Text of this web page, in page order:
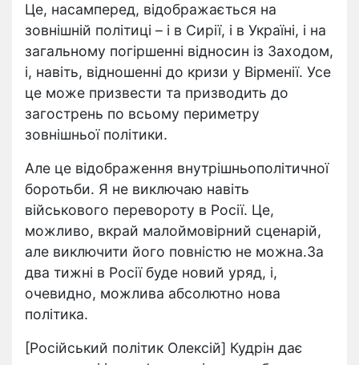
Це, насамперед, відображається на
зовнішній політиці – і в Сирії, і в Україні, і на
загальному погіршенні відносин із Заходом,
і, навіть, відношенні до кризи у Вірменії. Усе
це може призвести та призводить до
загострень по всьому периметру
зовнішньої політики.
Але це відображення внутрішньополітичної
боротьби. Я не виключаю навіть
військового перевороту в Росії. Це,
можливо, вкрай малоймовірний сценарій,
але виключити його повністю не можна.За
два тижні в Росії буде новий уряд, і,
очевидно, можлива абсолютно нова
політика.
[Російський політик Олексій] Кудрін дає